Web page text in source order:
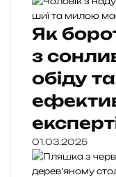
Як
з
обіду
01.03.2025